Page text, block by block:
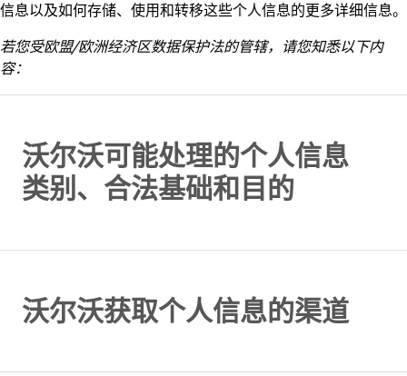
信息以及如何存储、使用和转移这些个人信息的更多详细信息。
若您受欧盟/欧洲经济区数据保护法的管辖，请您知悉以下内
容：
沃尔沃可能处理的个人信息
类别、合法基础和目的
沃尔沃获取个人信息的渠道